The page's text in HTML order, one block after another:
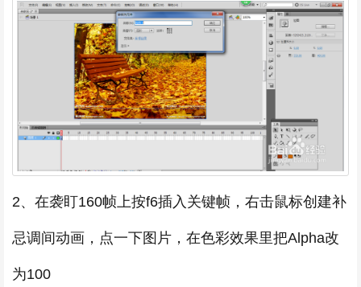
2、在袭盯160帧上按f6插入关键帧，右击鼠标创建补
忌调间动画，点一下图片，在色彩效果里把Alpha改
为100